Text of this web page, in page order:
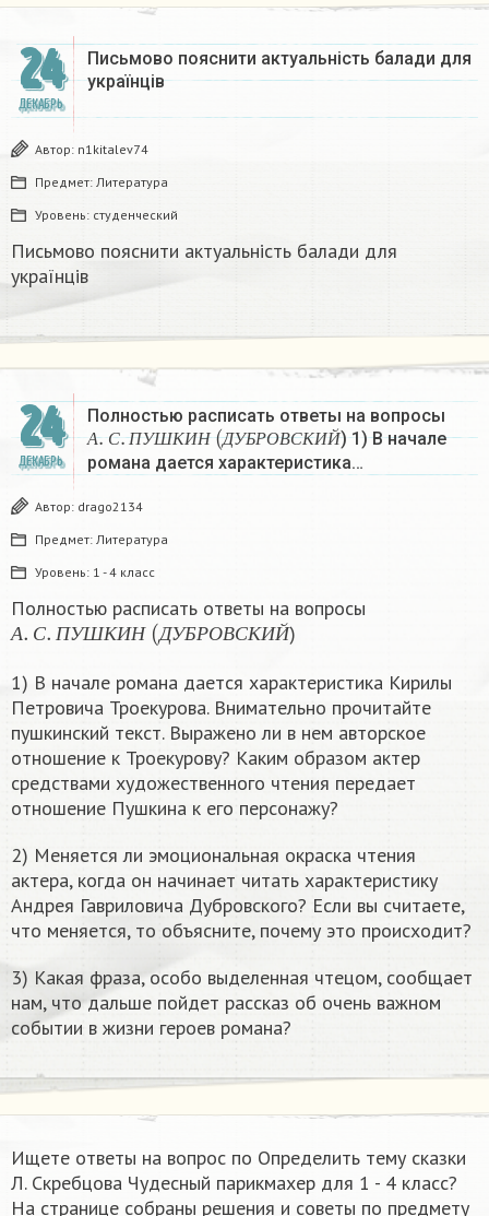
24
ДЕКАБРЬ
Письмово пояснити актуальність балади для
українців
Автор: n1kitalev74
Предмет: Литература
Уровень: студенческий
Письмово пояснити актуальність балади для
українців
24
ДЕКАБРЬ
Полностью расписать ответы на вопросы
А С П У Ш КИ Н
А.С.ПУШК ИН
Д УБР ОВ СКИЙ
(ДУБР ОВСКИЙ
) 1) В начале
романа дается характеристика…
Автор: drago2134
Предмет: Литература
Уровень: 1 - 4 класс
Полностью расписать ответы на вопросы
А С П УШКИН
А.С.ПУШКИН
Д У Б Р О В С КИ Й
(ДУБРОВСК ИЙ
)
1) В начале романа дается характеристика Кирилы
Петровича Троекурова. Внимательно прочитайте
пушкинский текст. Выражено ли в нем авторское
отношение к Троекурову? Каким образом актер
средствами художественного чтения передает
отношение Пушкина к его персонажу?
2) Меняется ли эмоциональная окраска чтения
актера, когда он начинает читать характеристику
Андрея Гавриловича Дубровского? Если вы считаете,
что меняется, то объясните, почему это происходит?
3) Какая фраза, особо выделенная чтецом, сообщает
нам, что дальше пойдет рассказ об очень важном
событии в жизни героев романа?
Ищете ответы на вопрос по Определить тему сказки
Л. Скребцова Чудесный парикмахер для 1 - 4 класс?
На странице собраны решения и советы по предмету